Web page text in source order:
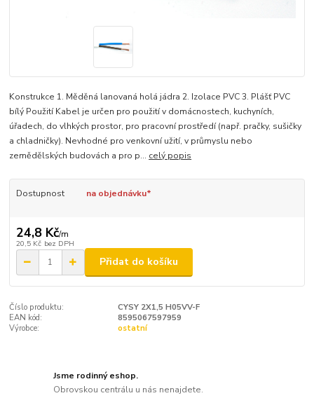
Konstrukce 1. Měděná lanovaná holá jádra 2. Izolace PVC 3. Plášť PVC
bílý Použití Kabel je určen pro použití v domácnostech, kuchyních,
úřadech, do vlhkých prostor, pro pracovní prostředí (např. pračky, sušičky
a chladničky). Nevhodné pro venkovní užití, v průmyslu nebo
zemědělských budovách a pro p... celý popis
Dostupnost na objednávku*
24,8 Kč/m
20,5 Kč bez DPH
Přidat do košíku
Číslo produktu:
CYSY 2X1,5 H05VV-F
EAN kód:
8595067597959
Výrobce:
ostatní
Jsme rodinný eshop.
Obrovskou centrálu u nás nenajdete.